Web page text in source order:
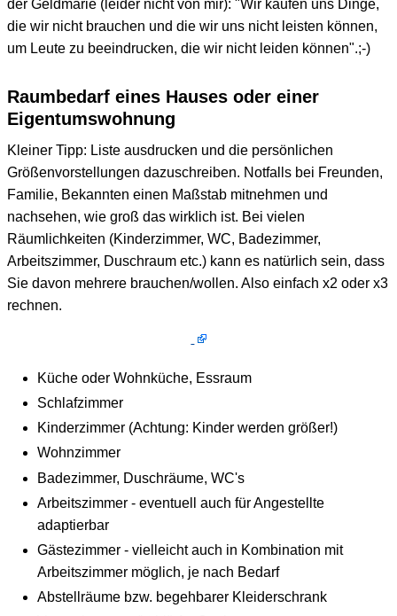
der Geldmarie (leider nicht von mir): "Wir kaufen uns Dinge,
die wir nicht brauchen und die wir uns nicht leisten können,
um Leute zu beeindrucken, die wir nicht leiden können".;-)
Raumbedarf eines Hauses oder einer
Eigentumswohnung
Kleiner Tipp: Liste ausdrucken und die persönlichen
Größenvorstellungen dazuschreiben. Notfalls bei Freunden,
Familie, Bekannten einen Maßstab mitnehmen und
nachsehen, wie groß das wirklich ist. Bei vielen
Räumlichkeiten (Kinderzimmer, WC, Badezimmer,
Arbeitszimmer, Duschraum etc.) kann es natürlich sein, dass
Sie davon mehrere brauchen/wollen. Also einfach x2 oder x3
rechnen.
Küche oder Wohnküche, Essraum
Schlafzimmer
Kinderzimmer (Achtung: Kinder werden größer!)
Wohnzimmer
Badezimmer, Duschräume, WC's
Arbeitszimmer - eventuell auch für Angestellte
adaptierbar
Gästezimmer - vielleicht auch in Kombination mit
Arbeitszimmer möglich, je nach Bedarf
Abstellräume bzw. begehbarer Kleiderschrank